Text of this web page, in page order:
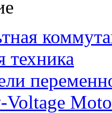
техника
Voltage